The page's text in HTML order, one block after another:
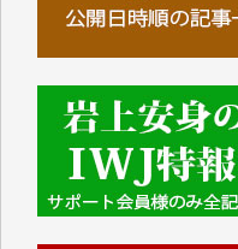
■■■■■■
IWJには、ご寄付・カ
くさんの応援のメッ
めて、その一部をこ